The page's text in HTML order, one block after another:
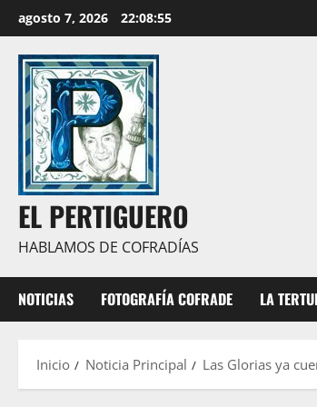
al
contenido
agosto 7, 2026 22:08:57
EL PERTIGUERO
HABLAMOS DE COFRADÍAS
NOTICIAS FOTOGRAFÍA COFRADE LA
Inicio Noticia Principal Las Glorias ya